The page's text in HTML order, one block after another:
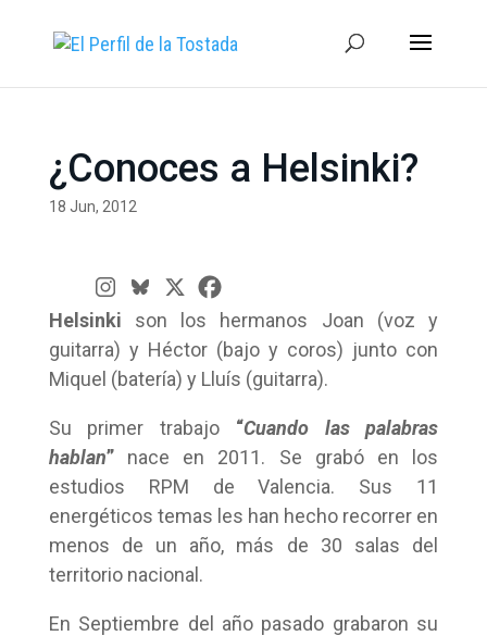
¿Conoces a Helsinki?
18 Jun, 2012
Helsinki son los hermanos Joan (voz y
guitarra) y Héctor (bajo y coros) junto con
Miquel (batería) y Lluís (guitarra).
Su primer trabajo “Cuando las palabras
hablan”nace en 2011. Se grabó en los
estudios RPM de Valencia. Sus 11
energéticos temas les han hecho recorrer en
menos de un año, más de 30 salas del
territorio nacional.
En Septiembre del año pasado grabaron su